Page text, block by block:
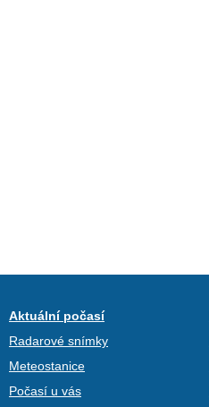
Aktuální počasí
Radarové snímky
Meteostanice
Počasí u vás